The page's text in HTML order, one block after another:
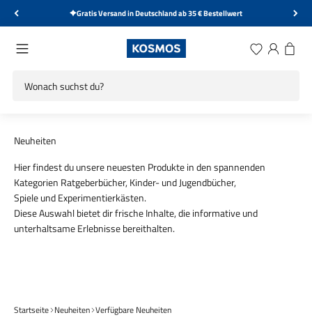
Zum Inhalt springenGratis Versand in Deutschland ab 35 € Bestellwert
Menü KOSMOS Verlag Wunschliste
Anmelden
Hier findest du unsere neuesten Produkte in den spannenden
Kategorien Ratgeberbücher,Kinder- und Jugendbücher,
SpieleundExperimentierkästen.
Diese Auswahl bietet dir frische Inhalte, die informative und
unterhaltsame Erlebnisse bereithalten.
Startseite Neuheiten Verfügbare Neuheiten